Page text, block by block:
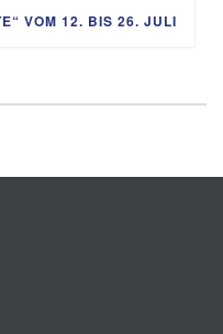
VOM 12. BIS 26. JULI